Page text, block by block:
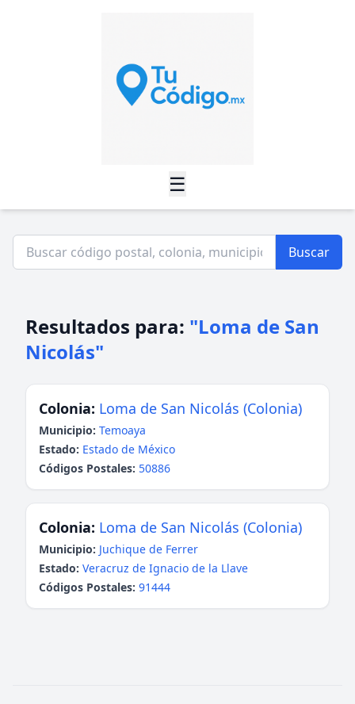
☰
Buscar
Resultados para: "Loma de San
Nicolás"
Colonia: Loma de San Nicolás (Colonia)
Municipio: Temoaya
Estado: Estado de México
Códigos Postales: 50886
Colonia: Loma de San Nicolás (Colonia)
Municipio: Juchique de Ferrer
Estado: Veracruz de Ignacio de la Llave
Códigos Postales: 91444